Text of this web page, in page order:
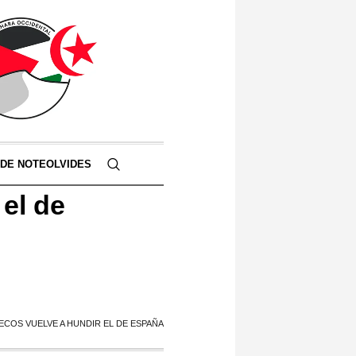
NOTEOLVIDES
de
VUELVE A HUNDIR EL DE ESPAÑA